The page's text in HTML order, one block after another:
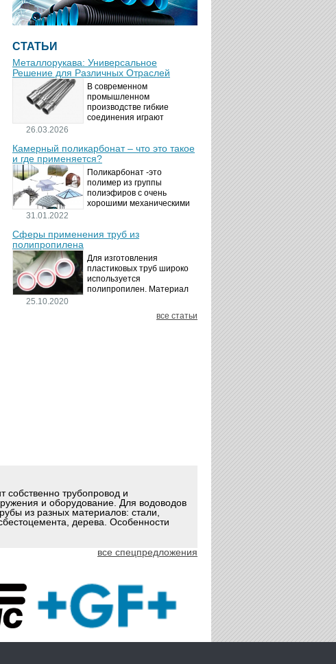
СТАТЬИ
Металлорукава: Универсальное
Решение для Различных Отраслей
26.03.2026
В современном
промышленном
производстве гибкие
соединения играют
безопасности
технологических процессов.
Металлорукава
представляют собой
универсальные...
Камерный поликарбонат – что это такое
и где применяется?
31.01.2022
Поликарбонат -это
полимер из группы
полиэфиров с очень
хорошими механическими
аморфный, с хорошей
высокой прозрачностью
материал идеально
подходит для...
Сферы применения труб из
полипропилена
25.10.2020
Для изготовления
пластиковых труб широко
используется
полипропилен. Материал
невосприимчив к коррозии,
все статьи
собственно трубопровод и
и оборудование. Для водоводов
из разных материалов: стали,
дерева. Особенности
все спецпредложения